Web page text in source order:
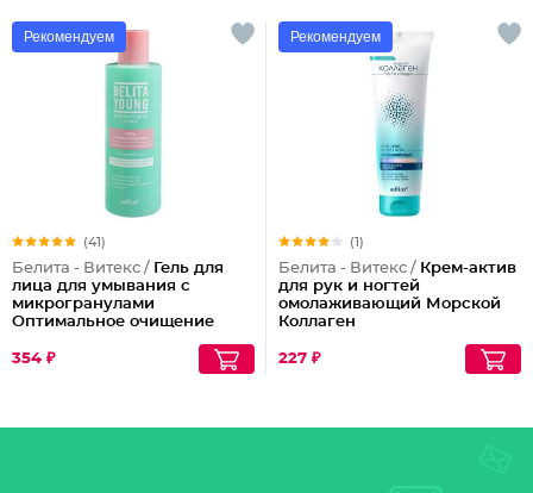
Рекомендуем
(41)
Белита - Витекс / Гель для
лица для умывания с
микрогранулами
Оптимальное очищение
354 ₽
Рекомендуем
(1)
Белита - Витекс / Крем-актив
для рук и ногтей
омолаживающий Морской
Коллаген
227 ₽